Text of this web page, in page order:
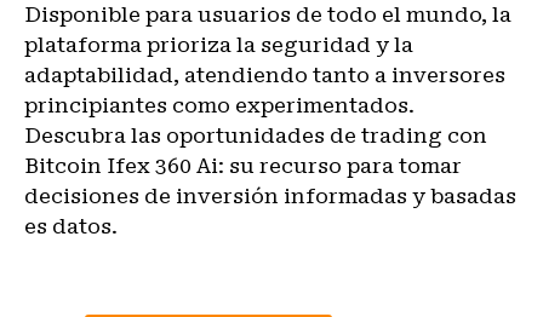
Disponible para usuarios de todo el mundo, la
plataforma prioriza la seguridad y la
adaptabilidad, atendiendo tanto a inversores
principiantes como experimentados.
Descubra las oportunidades de trading con
Bitcoin Ifex 360 Ai: su recurso para tomar
decisiones de inversión informadas y basadas
es datos.